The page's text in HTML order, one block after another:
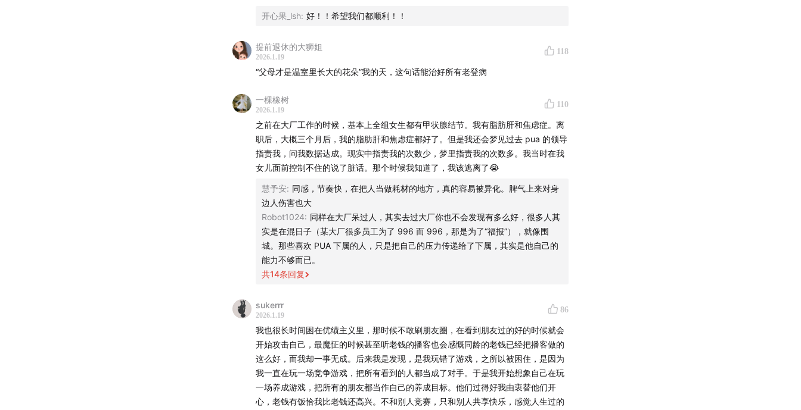
一不小心又熬夜了，都是因为老己太爱打游戏，耽误了咱俩的睡
眠时间。
亏己者百财不入，只有对老己好，老己才能对你更好。
贤己扶我青云志，我还贤己万两金。
只要你没钱了，老己立刻就出门打工挣钱养你，现在就是反哺老
己最好的时候。
对不起老己，我把你养得很差。
老己，我们吞咽了太多意义，但其实生命只需要呼吸。
黄瓜汽水老师觉得爱你老己是2025年最温良的一个网络梗了，有一种老实人被
欺负太久终于憋疯了的美感。
人生如大梦一场，原来我们都认为自己是这出戏的主角，但是现在太多的年轻人
但，这又如何呢？又能怎？生活就是这样。
只有老己允许你搞砸一切，一事无成，停滞不前，ta甚至是唯一一个鼓励你退出
优绩主义竞赛的人。
差不多得了，早点睡吧，爱你老己，明天见。
开心果_lsh: 好！！希望我们都顺利！！
提前退休的大狮姐
2026.1.19
118
“父母才是温室里长大的花朵”我的天，这句话能治好所有老登病
一棵橡树
2026.1.19
110
之前在大厂工作的时候，基本上全组女生都有甲状腺结节。我有脂肪肝和焦虑症。离
职后，大概三个月后，我的脂肪肝和焦虑症都好了。但是我还会梦见过去 pua 的领导
指责我，问我数据达成。现实中指责我的次数少，梦里指责我的次数多。我当时在我
女儿面前控制不住的说了脏话。那个时候我知道了，我该逃离了😭
慧予安: 同感，节奏快，在把人当做耗材的地方，真的容易被异化。脾气上来对身
边人伤害也大
Robot1024: 同样在大厂呆过人，其实去过大厂你也不会发现有多么好，很多人其
实是在混日子（某大厂很多员工为了 996 而 996，那是为了“福报”），就像围
城。那些喜欢 PUA 下属的人，只是把自己的压力传递给了下属，其实是他自己的
能力不够而已。
共14条回复
sukerrr
2026.1.19
86
我也很长时间困在优绩主义里，那时候不敢刷朋友圈，在看到朋友过的好的时候就会
开始攻击自己，最魔怔的时候甚至听老钱的播客也会感慨同龄的老钱已经把播客做的
这么好，而我却一事无成。后来我是发现，是我玩错了游戏，之所以被困住，是因为
我一直在玩一场竞争游戏，把所有看到的人都当成了对手。于是我开始想象自己在玩
一场养成游戏，把所有的朋友都当作自己的养成目标。他们过得好我由衷替他们开
心，老钱有饭恰我比老钱还高兴。不和别人竞赛，只和别人共享快乐，感觉人生过的